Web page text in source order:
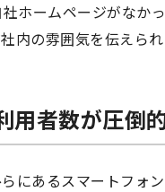
ホームページがなか
内の雰囲気を伝えられ
用者数が圧倒
にあるスマートフォ